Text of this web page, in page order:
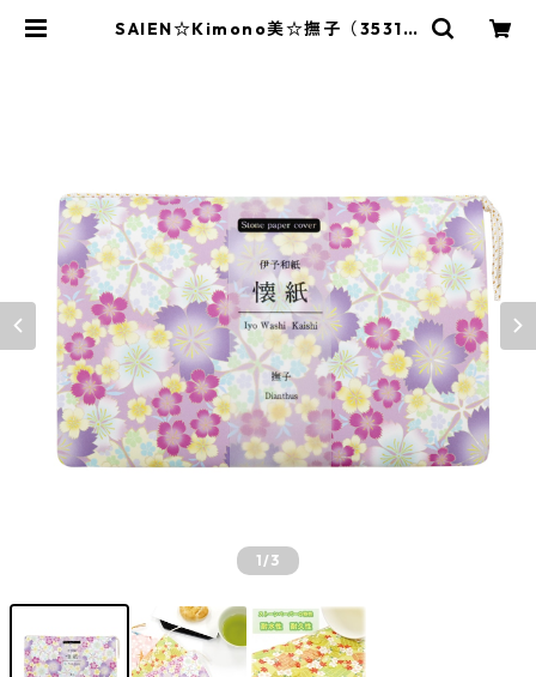
SAIEN☆Kimono美☆撫子（3531）
1/3